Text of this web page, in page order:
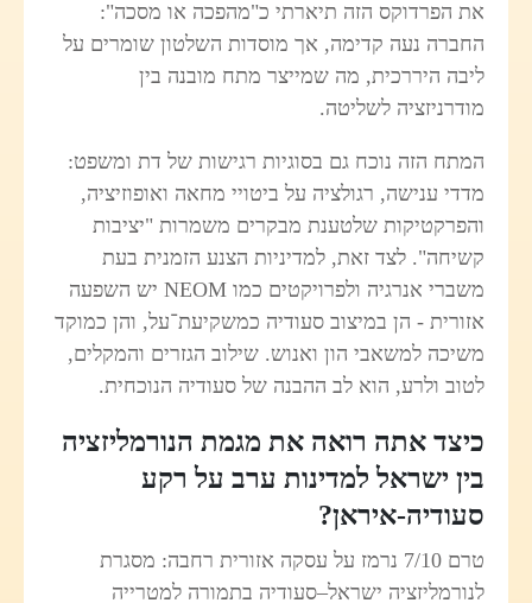
את הפרדוקס הזה תיארתי כ"מהפכה או מסכה":
החברה נעה קדימה, אך מוסדות השלטון שומרים על
ליבה היררכית, מה שמייצר מתח מובנה בין
מודרניזציה לשליטה.
המתח הזה נוכח גם בסוגיות רגישות של דת ומשפט:
מדדי ענישה, רגולציה על ביטויי מחאה ואופוזיציה,
והפרקטיקות שלטענת מבקרים משמרות "יציבות
קשיחה". לצד זאת, למדיניות הצנע הזמנית בעת
משברי אנרגיה ולפרויקטים כמו NEOM יש השפעה
אזורית - הן במיצוב סעודיה כמשקיעת־על, והן כמוקד
משיכה למשאבי הון ואנוש. שילוב הגזרים והמקלים,
לטוב ולרע, הוא לב ההבנה של סעודיה הנוכחית.
כיצד אתה רואה את מגמת הנורמליזציה
בין ישראל למדינות ערב על רקע
סעודיה-איראן?
טרם 7/10 נרמז על עסקה אזורית רחבה: מסגרת
לנורמליזציה ישראל–סעודיה בתמורה למטרייה